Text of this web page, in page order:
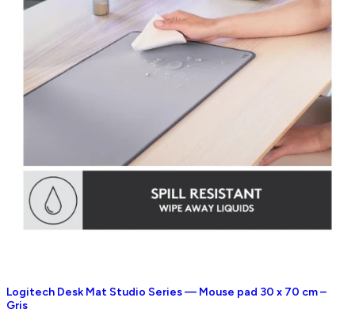
Logitech Desk Mat Studio Series — Mouse pad 30 x 70 cm –
Gris